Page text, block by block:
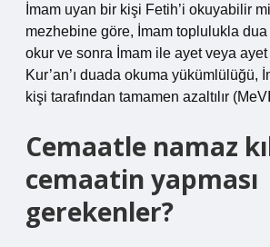
İmam uyan bir kişi Fetih’i okuyabilir
mezhebine göre, İmam toplulukla
okur ve sonra İmam ile ayet veya
Kur’an’ı duada okuma yükümlülüğü,
kişi tarafından tamamen azaltılır
Cemaatle namaz
cemaatin yapması
gerekenler?